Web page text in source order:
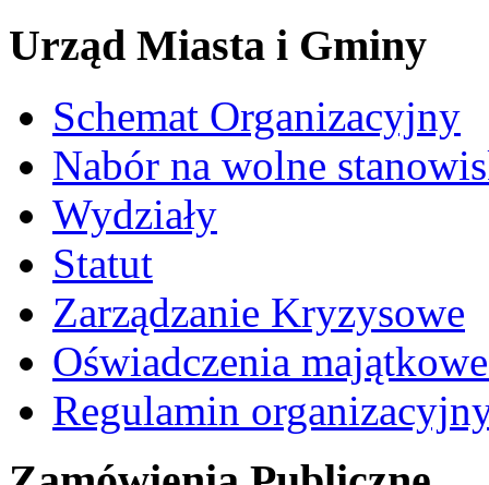
Urząd Miasta i Gminy
Schemat Organizacyjny
Nabór na wolne
Wydziały
Statut
Zarządzanie Kryzysowe
Oświadczenia
Regulamin